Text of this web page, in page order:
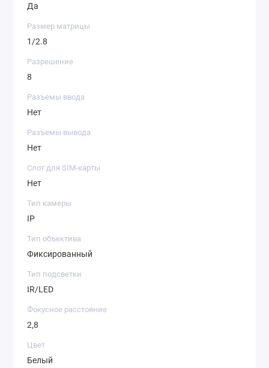
Да
Размер матрицы
1/2.8
Разрешение
8
Разъемы ввода
Нет
Разъемы вывода
Нет
Слот для SIM-карты
Нет
Тип камеры
IP
Тип объектива
Фиксированный
Тип подсветки
IR/LED
Фокусное расстояние
2,8
Цвет
Белый